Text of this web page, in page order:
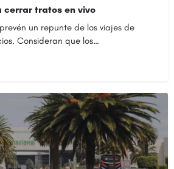
cerrar tratos en vivo
un repunte de los viajes de
Consideran que los…